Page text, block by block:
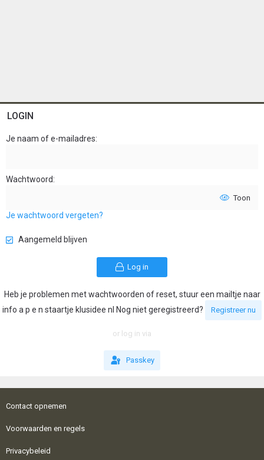
LOGIN
Je naam of e-mailadres
Wachtwoord
Toon
Je wachtwoord vergeten?
Aangemeld blijven
Log in
Heb je problemen met wachtwoorden of reset, stuur een mailtje naar
info a p e n staartje klusidee nl Nog niet geregistreerd?
Registreer nu
or log in via
Passkey
Contact opnemen
Voorwaarden en regels
Privacybeleid